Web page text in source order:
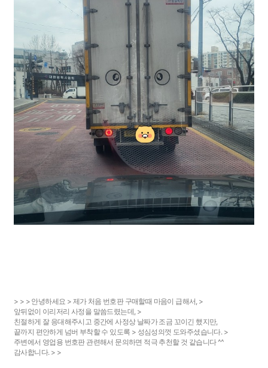
> > > 안녕하세요 > 제가 처음 번호판 구매할때 마음이 급해서, >
앞뒤없이 이리저리 사정을 말씀드렸는데, >
친절하게 잘 응대해주시고 중간에 사정상 날짜가 조금 꼬이긴 했지만,
끝까지 편안하게 넘버 부착할 수 있도록 > 성심성의껏 도와주셨습니다. >
주변에서 영업용 번호판 관련해서 문의하면 적극 추천할 것 같습니다 ^^
감사합니다. > >